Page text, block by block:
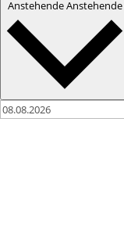
AnstehendeAnstehende